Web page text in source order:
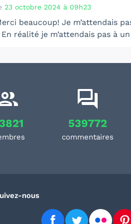
Et ne vous arrêtez pas au
vraiment un son pourri à cause
à tous!
23 octobre 2024 à 09h23
beaucoup! Je m’attendais
réalité je m’attendais pas à
539772
commentaires
nous